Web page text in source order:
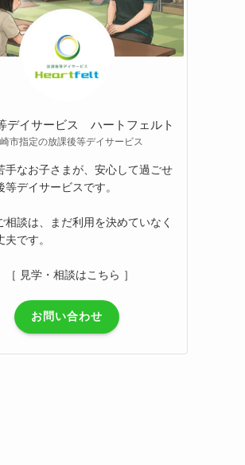
デイサービス ハートフェルト
市指定の放課後等デイサービス
手なお子さまが、安心して過ごせ
等デイサービスです。
相談は、まだ利用を決めていなく
夫です。
・相談はこちら ］
お問い合わせ